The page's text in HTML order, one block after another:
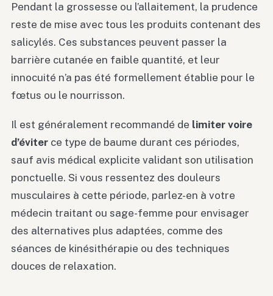
Pendant la grossesse ou l’allaitement, la prudence
reste de mise avec tous les produits contenant des
salicylés. Ces substances peuvent passer la
barrière cutanée en faible quantité, et leur
innocuité n’a pas été formellement établie pour le
fœtus ou le nourrisson.
Il est généralement recommandé de limiter voire
d’éviter ce type de baume durant ces périodes,
sauf avis médical explicite validant son utilisation
ponctuelle. Si vous ressentez des douleurs
musculaires à cette période, parlez-en à votre
médecin traitant ou sage-femme pour envisager
des alternatives plus adaptées, comme des
séances de kinésithérapie ou des techniques
douces de relaxation.